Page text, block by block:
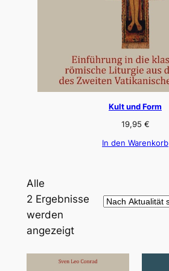
Kult und Form
19,95 €
In den Warenkorb
Alle
2 Ergebnisse
werden
angezeigtNach
sortiert